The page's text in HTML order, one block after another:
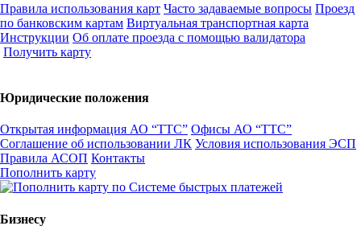
Правила использования карт Часто задаваемые вопросы Проезд
по банковским картам Виртуальная транспортная карта
Инструкции Об оплате проезда с помощью валидатора
Получить карту
Юридические положения
Открытая информация АО “ТТС” Офисы АО “ТТС”
Соглашение об использовании ЛК Условия использования ЭСП
Правила АСОП Контакты
Пополнить карту
Бизнесу